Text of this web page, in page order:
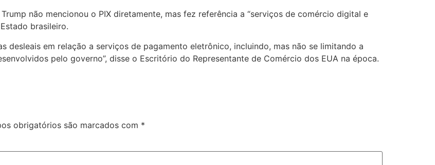
não mencionou o PIX diretamente, mas fez referência a “serviços de comércio digital e
brasileiro.
desleais em relação a serviços de pagamento eletrônico, incluindo, mas não se limitando a
pelo governo”, disse o Escritório do Representante de Comércio dos EUA na época.
obrigatórios são marcados com *